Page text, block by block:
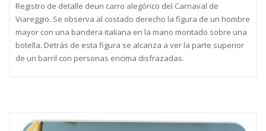
Registro de detalle deun carro alegórico del Carnaval de
Viareggio. Se observa al costado derecho la figura de un hombre
mayor con una bandera italiana en la mano montado sobre una
botella. Detrás de esta figura se alcanza a ver la parte superior
de un barril con personas encima disfrazadas.